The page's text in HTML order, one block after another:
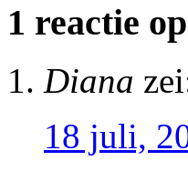
1 reactie
Diana
18 juli,